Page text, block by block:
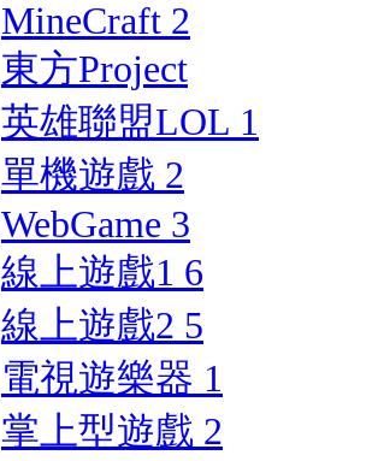
MineCraft 2
東方Project
英雄聯盟LOL 1
單機遊戲 2
WebGame 3
線上遊戲1 6
線上遊戲2 5
電視遊樂器 1
掌上型遊戲 2